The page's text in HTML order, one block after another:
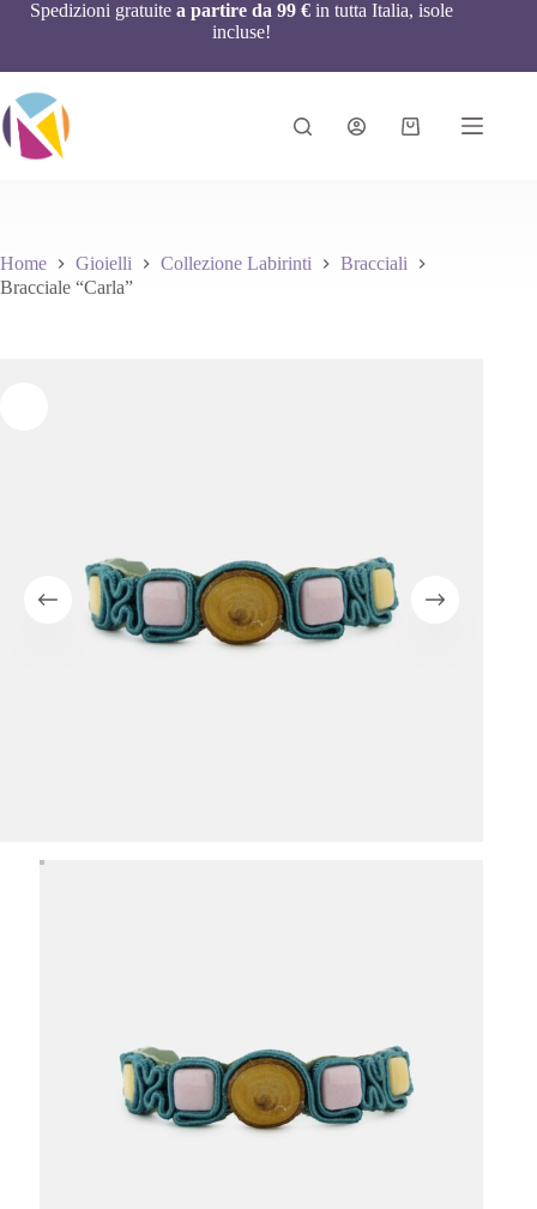
Spedizioni gratuitea partire da 99 € in tutta Italia, isole
incluse!
Home Gioielli Collezione Labirinti
Bracciali
Bracciale “Carla”